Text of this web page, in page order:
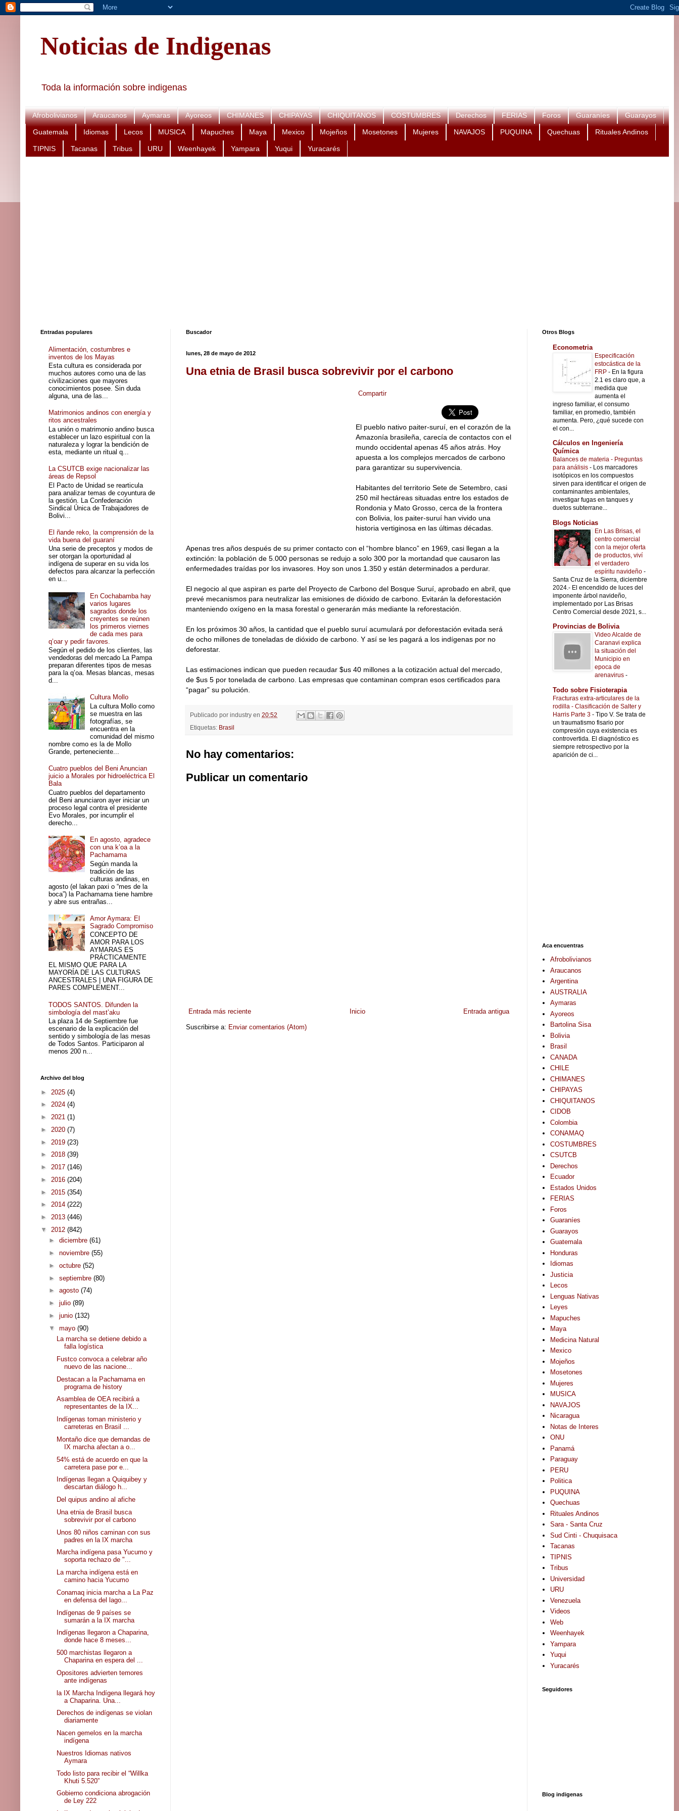
Noticias de Indigenas
Toda la información sobre indigenas
Afrobolivianos Araucanos Aymaras Ayoreos CHIMANES CHIPAYAS CHIQUITANOS COSTUMBRES Derechos FERIAS Foros Guaraníes Guarayos
Guatemala Idiomas Lecos MUSICA Mapuches Maya Mexico Mojeños Mosetones Mujeres NAVAJOS PUQUINA Quechuas Rituales Andinos
TIPNIS Tacanas Tribus URU Weenhayek Yampara Yuqui Yuracarés
Buscador
lunes, 28 de mayo de 2012
Una etnia de Brasil busca sobrevivir por el carbono
Compartir
El pueblo nativo paiter-suruí, en el corazón de la
Amazonía brasileña, carecía de contactos con el
mundo occidental apenas 45 años atrás. Hoy
apuesta a los complejos mercados de carbono
para garantizar su supervivencia.
Habitantes del territorio Sete de Setembro, casi
250 mil hectáreas situadas entre los estados de
Rondonia y Mato Grosso, cerca de la frontera
con Bolivia, los paiter-suruí han vivido una
historia vertiginosa en las últimas décadas.
Apenas tres años después de su primer contacto con el “hombre blanco” en 1969, casi llegan a la
extinción: la población de 5.000 personas se redujo a solo 300 por la mortandad que causaron las
enfermedades traídas por los invasores. Hoy son unos 1.350 y están determinados a perdurar.
El negocio al que aspiran es parte del Proyecto de Carbono del Bosque Suruí, aprobado en abril, que
prevé mecanismos para neutralizar las emisiones de dióxido de carbono. Evitarán la deforestación
manteniendo oxígeno en la masa forestal o generarán más mediante la reforestación.
En los próximos 30 años, la cantidad que el pueblo suruí acumulará por deforestación evitada será
de ocho millones de toneladas de dióxido de carbono. Y así se les pagará a los indígenas por no
deforestar.
Las estimaciones indican que pueden recaudar $us 40 millones a la cotización actual del mercado,
de $us 5 por tonelada de carbono. Las empresas que contaminan compran esos certificados para
“pagar” su polución.
Publicado por industry en 20:52
Etiquetas: Brasil
No hay comentarios:
Publicar un comentario
Entrada más reciente Entrada antigua
Inicio
Suscribirse a: Enviar comentarios (Atom)
Entradas populares
Alimentación, costumbres e
inventos de los Mayas
Esta cultura es considerada por
muchos autores como una de las
civilizaciones que mayores
conocimientos posee. Sin duda
alguna, una de las...
Matrimonios andinos con energía y
ritos ancestrales
La unión o matrimonio andino busca
establecer un lazo espiritual con la
naturaleza y lograr la bendición de
esta, mediante un ritual q...
La CSUTCB exige nacionalizar las
áreas de Repsol
El Pacto de Unidad se rearticula
para analizar temas de coyuntura de
la gestión. La Confederación
Sindical Única de Trabajadores de
Bolivi...
El ñande reko, la comprensión de la
vida buena del guaraní
Una serie de preceptos y modos de
ser otorgan la oportunidad al
indígena de superar en su vida los
defectos para alcanzar la perfección
en u...
En Cochabamba hay
varios lugares
sagrados donde los
creyentes se reúnen
los primeros viernes
de cada mes para
q’oar y pedir favores.
Según el pedido de los clientes, las
vendedoras del mercado La Pampa
preparan diferentes tipos de mesas
para la q’oa. Mesas blancas, mesas
d...
Cultura Mollo
La cultura Mollo como
se muestra en las
fotografías, se
encuentra en la
comunidad del mismo
nombre como es la de Mollo
Grande, perteneciente...
Cuatro pueblos del Beni Anuncian
juicio a Morales por hidroeléctrica El
Bala
Cuatro pueblos del departamento
del Beni anunciaron ayer iniciar un
proceso legal contra el presidente
Evo Morales, por incumplir el
derecho...
En agosto, agradece
con una k’oa a la
Pachamama
Según manda la
tradición de las
culturas andinas, en
agosto (el lakan paxi o “mes de la
boca”) la Pachamama tiene hambre
y abre sus entrañas...
Amor Aymara: El
Sagrado Compromiso
CONCEPTO DE
AMOR PARA LOS
AYMARAS ES
PRÁCTICAMENTE
EL MISMO QUE PARA LA
MAYORÍA DE LAS CULTURAS
ANCESTRALES | UNA FIGURA DE
PARES COMPLEMENT...
TODOS SANTOS. Difunden la
simbología del mast’aku
La plaza 14 de Septiembre fue
escenario de la explicación del
sentido y simbología de las mesas
de Todos Santos. Participaron al
menos 200 n...
Archivo del blog
► 2025 (4)
► 2024 (4)
► 2021 (1)
► 2020 (7)
► 2019 (23)
► 2018 (39)
► 2017 (146)
► 2016 (204)
► 2015 (354)
► 2014 (222)
► 2013 (446)
▼ 2012 (842)
► diciembre (61)
► noviembre (55)
► octubre (52)
► septiembre (80)
► agosto (74)
► julio (89)
► junio (132)
▼ mayo (90)
La marcha se detiene debido a
falla logística
Fustco convoca a celebrar año
nuevo de las nacione...
Destacan a la Pachamama en
programa de history
Asamblea de OEA recibirá a
representantes de la IX...
Indígenas toman ministerio y
carreteras en Brasil ...
Montaño dice que demandas de
IX marcha afectan a o...
54% está de acuerdo en que la
carretera pase por e...
Indígenas llegan a Quiquibey y
descartan diálogo h...
Del quipus andino al afiche
Una etnia de Brasil busca
sobrevivir por el carbono
Unos 80 niños caminan con sus
padres en la IX marcha
Marcha indígena pasa Yucumo y
soporta rechazo de "...
La marcha indígena está en
camino hacia Yucumo
Conamaq inicia marcha a La Paz
en defensa del lago...
Indígenas de 9 países se
sumarán a la IX marcha
Indígenas llegaron a Chaparina,
donde hace 8 meses...
500 marchistas llegaron a
Chaparina en espera del ...
Opositores advierten temores
ante indígenas
la IX Marcha Indígena llegará hoy
a Chaparina. Una...
Derechos de indígenas se violan
diariamente
Nacen gemelos en la marcha
indígena
Nuestros Idiomas nativos
Aymara
Todo listo para recibir el “Willka
Khuti 5.520”
Gobierno condiciona abrogación
de Ley 222
Otros Blogs
Econometria
Especificación
estocástica de la
FRP - En la figura
2.1 es claro que, a
medida que
aumenta el
ingreso familiar, el consumo
familiar, en promedio, también
aumenta. Pero, ¿qué sucede con
el con...
Cálculos en Ingeniería
Química
Balances de materia - Preguntas
para análisis - Los marcadores
isotópicos en los compuestos
sirven para identificar el origen de
contaminantes ambientales,
investigar fugas en tanques y
duetos subterrane...
Blogs Noticias
En Las Brisas, el
centro comercial
con la mejor oferta
de productos, viví
el verdadero
espíritu navideño -
Santa Cruz de la Sierra, diciembre
2024.- El encendido de luces del
imponente árbol navideño,
implementado por Las Brisas
Centro Comercial desde 2021, s...
Provincias de Bolivia
Video Alcalde de
Caranavi explica
la situación del
Municipio en
epoca de
arenavirus -
Todo sobre Fisioterapia
Fracturas extra-articulares de la
rodilla - Clasificación de Salter y
Harris Parte 3 - Tipo V. Se trata de
un traumatismo fisario por
compresión cuya existencia es
controvertida. El diagnóstico es
siempre retrospectivo por la
aparición de ci...
Aca encuentras
Afrobolivianos
Araucanos
Argentina
AUSTRALIA
Aymaras
Ayoreos
Bartolina Sisa
Bolivia
Brasil
CANADA
CHILE
CHIMANES
CHIPAYAS
CHIQUITANOS
CIDOB
Colombia
CONAMAQ
COSTUMBRES
CSUTCB
Derechos
Ecuador
Estados Unidos
FERIAS
Foros
Guaraníes
Guarayos
Guatemala
Honduras
Idiomas
Justicia
Lecos
Lenguas Nativas
Leyes
Mapuches
Maya
Medicina Natural
Mexico
Mojeños
Mosetones
Mujeres
MUSICA
NAVAJOS
Nicaragua
Notas de Interes
ONU
Panamá
Paraguay
PERU
Politica
PUQUINA
Quechuas
Rituales Andinos
Sara - Santa Cruz
Sud Cinti - Chuquisaca
Tacanas
TIPNIS
Tribus
Universidad
URU
Venezuela
Videos
Web
Weenhayek
Yampara
Yuqui
Yuracarés
Seguidores
Blog indigenas